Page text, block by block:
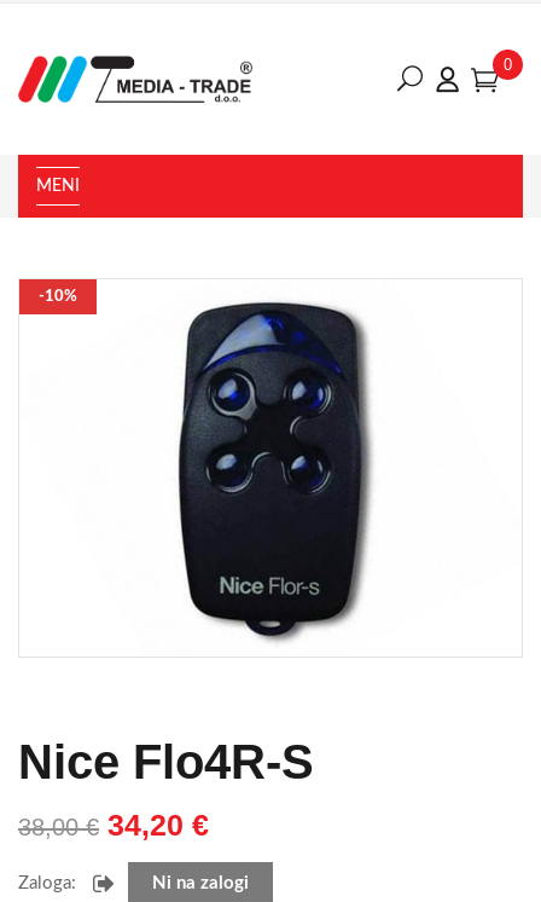
0
MENI
-10%
Nice Flo4R-S
38,00€ 34,20 €
Zaloga: Ni na zalogi